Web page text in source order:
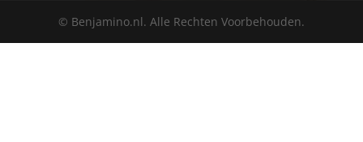
© Benjamino.nl. Alle Rechten Voorbehouden.